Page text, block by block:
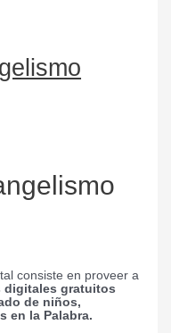
consiste en proveer a
digitales gratuitos
de niños,
en la Palabra.